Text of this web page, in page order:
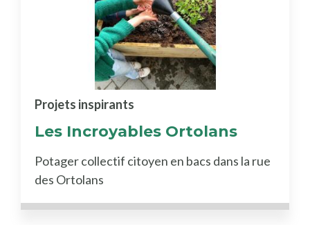
Les Incroyables Ortolans
Projets inspirants
Potager collectif citoyen en bacs dans la rue
des Ortolans